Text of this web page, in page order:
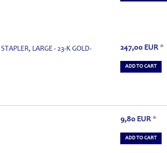
LARGE - 23-K GOLD-
247,00 EUR *
ADD TO CART
9,80 EUR *
ADD TO CART